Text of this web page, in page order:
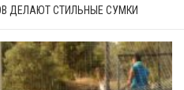
ДЕЛАЮТ СТИЛЬНЫЕ СУМКИ